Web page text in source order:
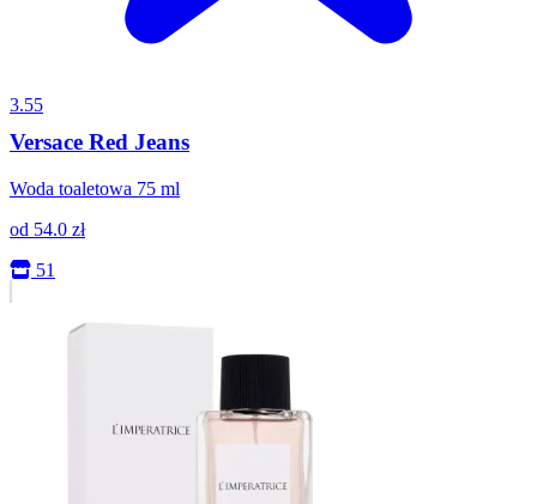
3.55
Versace Red Jeans
Woda toaletowa 75 ml
od 54.0 zł
51